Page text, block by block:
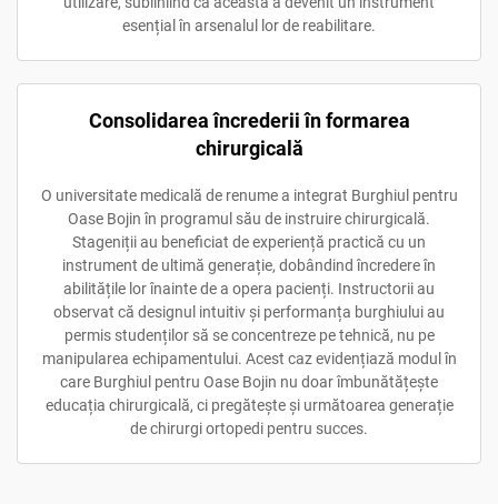
esențial în arsenalul lor de reabilitare.
Consolidarea încrederii în formarea
chirurgicală
O universitate medicală de renume a integrat Burghiul pentru
Oase Bojin în programul său de instruire chirurgicală.
Stageniții au beneficiat de experiență practică cu un
instrument de ultimă generație, dobândind încredere în
abilitățile lor înainte de a opera pacienți. Instructorii au
observat că designul intuitiv și performanța burghiului au
permis studenților să se concentreze pe tehnică, nu pe
manipularea echipamentului. Acest caz evidențiază modul în
care Burghiul pentru Oase Bojin nu doar îmbunătățește
educația chirurgicală, ci pregătește și următoarea generație
de chirurgi ortopedi pentru succes.